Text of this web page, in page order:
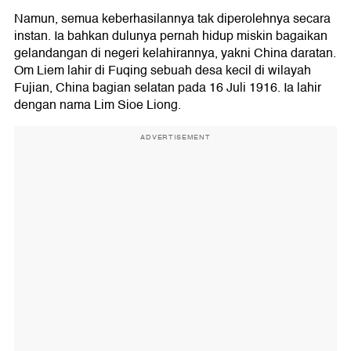
Namun, semua keberhasilannya tak diperolehnya secara
instan. Ia bahkan dulunya pernah hidup miskin bagaikan
gelandangan di negeri kelahirannya, yakni China daratan.
Om Liem lahir di Fuqing sebuah desa kecil di wilayah
Fujian, China bagian selatan pada 16 Juli 1916. Ia lahir
dengan nama Lim Sioe Liong.
ADVERTISEMENT